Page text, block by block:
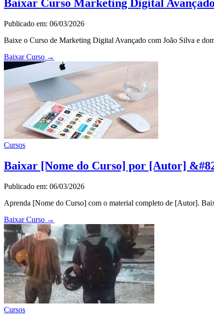
Baixar Curso Marketing Digital
Publicado em: 06/03/2026
Baixe o Curso de Marketing Digital Avançado com João Silva e
Baixar Curso →
Cursos
Baixar [Nome do Curso] por [Autor]
Publicado em: 06/03/2026
Aprenda [Nome do Curso] com o material completo de [Autor].
Baixar Curso →
Cursos